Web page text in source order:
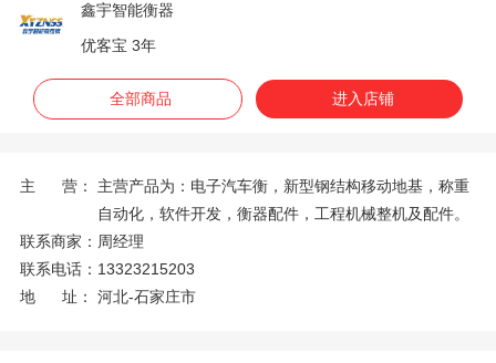
鑫宇智能衡器
优客宝 3年
全部商品 进入店铺
主 营：
主营产品为：电子汽车衡，新型钢结构移动地基，称重
自动化，软件开发，衡器配件，工程机械整机及配件。
联系商家： 周经理
联系电话： 13323215203
地 址：
河北-石家庄市